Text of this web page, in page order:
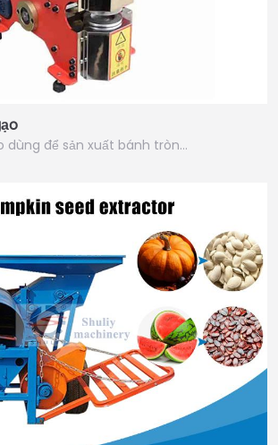
dùng để sản xuất bánh tròn…